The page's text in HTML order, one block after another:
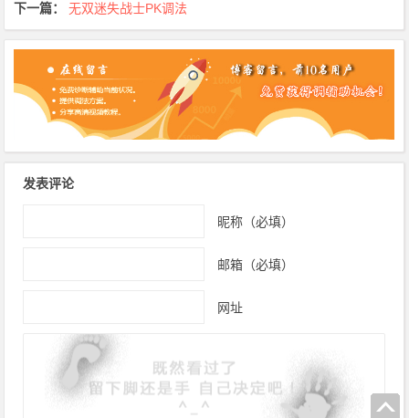
下一篇：
无双迷失战士PK调法
发表评论
昵称（必填）
邮箱（必填）
网址